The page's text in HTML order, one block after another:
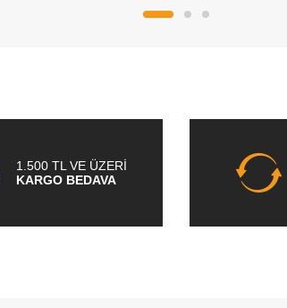
1.500 TL VE ÜZERİ
KARGO BEDAVA